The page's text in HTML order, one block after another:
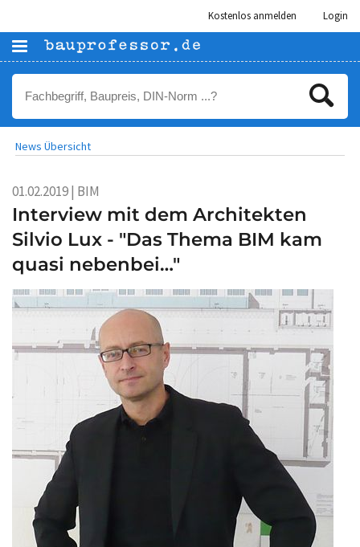
Kostenlos anmelden Login
News Übersicht
01.02.2019 | BIM
Interview mit dem Architekten
Silvio Lux - "Das Thema BIM kam
quasi nebenbei…"